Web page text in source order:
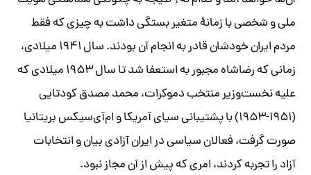
ملی و شخصی با زمانۀ متغیر بستگی داشت به چیزی که فقط
مردم ایران خودشان قادر به انجام آن بودند. سال ۱۹۴۱ میلادی،
زمانی که رضاشاه مجبور به استعفا شد تا سال ۱۹۵۳ میلادی که
علیه نخست‌وزیر منتخب دموکرات، محمد مصدق کودتایی
(۱۹۵۱-۱۹۵۳) با پشتیبانی سیای آمریکا و ام‌آی‌سیکس بریتانیا
صورت گرفت، فعالان سیاسی در ایران آزادی بیان و انتخابات
آزاد را تجربه کردند، امری که پیش از آن مجاز نبود.